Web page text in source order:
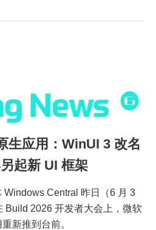
生应用：WinUI 3 改名
起新 UI 框架
Windows Central 昨日（6 月 3
Build 2026 开发者大会上，微软
新推到台前。